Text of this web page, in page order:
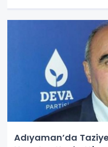
Adıyaman’da